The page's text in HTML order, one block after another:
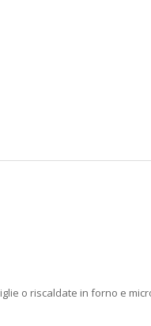
o riscaldate in forno e